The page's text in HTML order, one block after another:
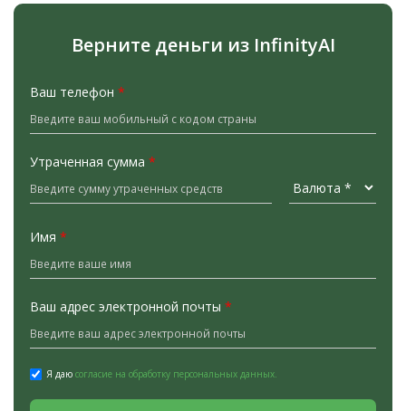
Верните деньги из InfinityAI
Ваш телефон *
Утраченная сумма *
Имя *
Ваш адрес электронной почты *
Я даю согласие на обработку персональных данных.